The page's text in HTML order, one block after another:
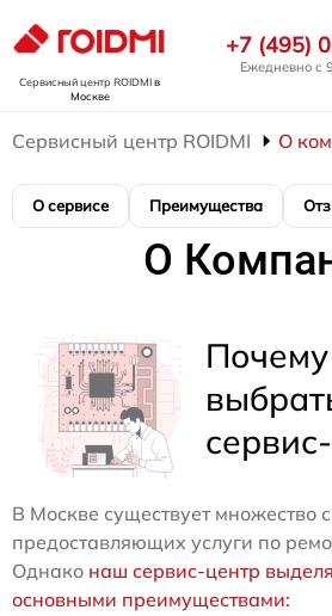
Сервисный центр ROIDMIв
Москве
+7 (495)
Ежедневно с
Сервисный центр ROIDMI О
О сервисе Преимущества
О
Почему
В Москве существует множество
предоставляющих услуги по
Однако наш сервис-центр
основными преимуществами: